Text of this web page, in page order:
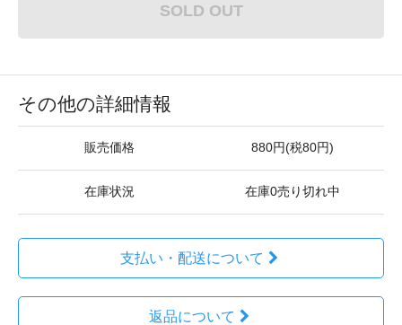
SOLD OUT
その他の詳細情報
販売価格 880円(税80円)
在庫状況 在庫0売り切れ中
支払い・配送について
返品について